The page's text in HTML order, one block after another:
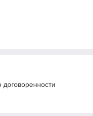
договоренности